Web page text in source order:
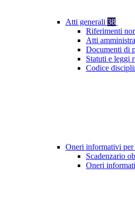
Atti generali 38
Riferimenti
Atti
Documenti di
Statuti e leggi
Codice
Oneri informativi per
Scadenzario
Oneri